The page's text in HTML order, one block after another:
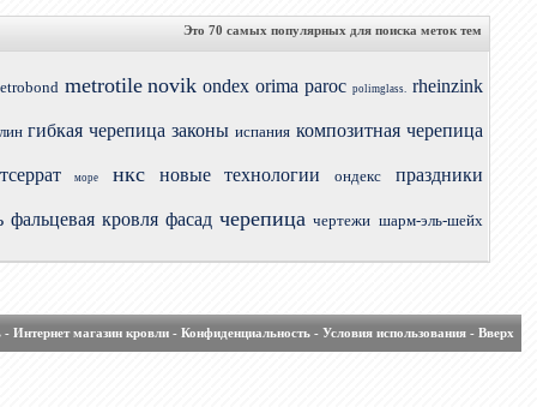
Это 70 самых популярных для поиска меток тем
metrotile novik ondex orima paroc polimglass. rheinzink
гибкая черепица законы испания композитная черепица
море нкс новые технологии ондекс праздники
фальцевая кровля фасад черепица чертежи шарм-эль-шейх
- Интернет магазин кровли- Конфиденциальность- Условия использования- Вверх